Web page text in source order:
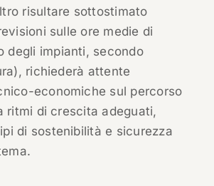
risultare sottostimato
sulle ore medie di
degli impianti, secondo
richiederà attente
economiche sul percorso
ritmi di crescita adeguati,
di sostenibilità e sicurezza